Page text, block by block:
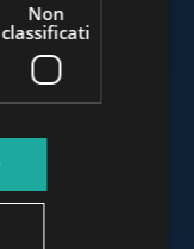
Non
classificati